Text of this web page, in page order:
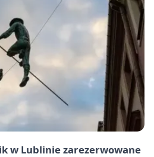
w Lublinie zarezerwowane